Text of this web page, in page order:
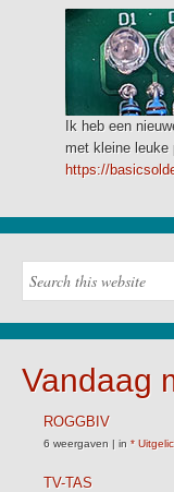
Ik heb een
met kleine leuke
https://
Vandaag
ROGGBIV
6 weergaven | in *
TV-TAS